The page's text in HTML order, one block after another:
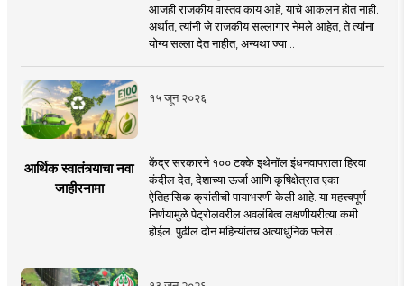
आजही राजकीय वास्तव काय आहे, याचे आकलन होत नाही.
अर्थात, त्यांनी जे राजकीय सल्लागार नेमले आहेत, ते त्यांना
योग्य सल्ला देत नाहीत, अन्यथा ज्या ..
१५ जून २०२६
आर्थिक स्वातंत्र्याचा नवा
जाहीरनामा
केंद्र सरकारने १०० टक्के इथेनॉल इंधनवापराला हिरवा
कंदील देत, देशाच्या ऊर्जा आणि कृषिक्षेत्रात एका
ऐतिहासिक क्रांतीची पायाभरणी केली आहे. या महत्त्वपूर्ण
निर्णयामुळे पेट्रोलवरील अवलंबित्व लक्षणीयरीत्या कमी
होईल. पुढील दोन महिन्यांतच अत्याधुनिक फ्लेस ..